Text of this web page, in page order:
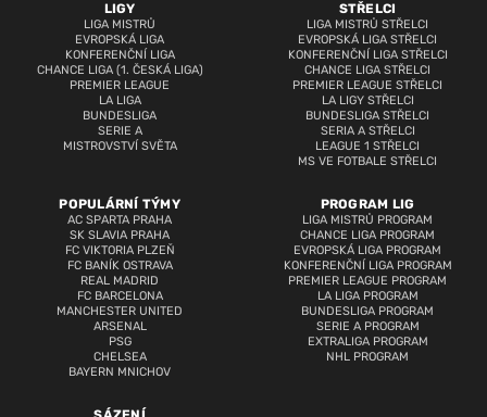
LIGY
LIGA MISTRŮ
EVROPSKÁ LIGA
KONFERENČNÍ LIGA
CHANCE LIGA (1. ČESKÁ LIGA)
PREMIER LEAGUE
LA LIGA
BUNDESLIGA
SERIE A
MISTROVSTVÍ SVĚTA
STŘELCI
LIGA MISTRŮ STŘELCI
EVROPSKÁ LIGA STŘELCI
KONFERENČNÍ LIGA STŘELCI
CHANCE LIGA STŘELCI
PREMIER LEAGUE STŘELCI
LA LIGY STŘELCI
BUNDESLIGA STŘELCI
SERIA A STŘELCI
LEAGUE 1 STŘELCI
MS VE FOTBALE STŘELCI
POPULÁRNÍ TÝMY
AC SPARTA PRAHA
SK SLAVIA PRAHA
FC VIKTORIA PLZEŇ
FC BANÍK OSTRAVA
REAL MADRID
FC BARCELONA
MANCHESTER UNITED
ARSENAL
PSG
CHELSEA
BAYERN MNICHOV
PROGRAM LIG
LIGA MISTRŮ PROGRAM
CHANCE LIGA PROGRAM
EVROPSKÁ LIGA PROGRAM
KONFERENČNÍ LIGA PROGRAM
PREMIER LEAGUE PROGRAM
LA LIGA PROGRAM
BUNDESLIGA PROGRAM
SERIE A PROGRAM
EXTRALIGA PROGRAM
NHL PROGRAM